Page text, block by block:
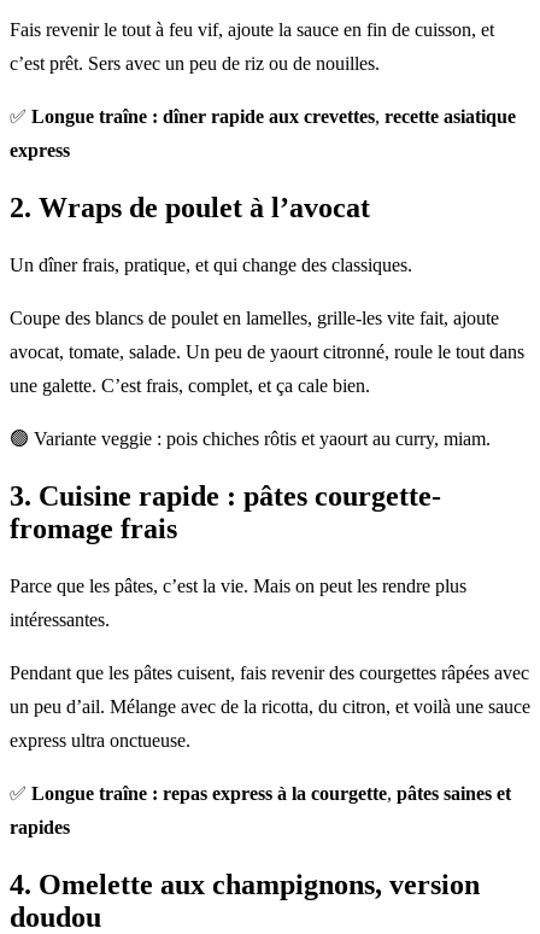
Fais revenir le tout à feu vif, ajoute la sauce en fin de cuisson, et
c’est prêt. Sers avec un peu de riz ou de nouilles.
✅ Longue traîne : dîner rapide aux crevettes, recette asiatique
express
2. Wraps de poulet à l’avocat
Un dîner frais, pratique, et qui change des classiques.
Coupe des blancs de poulet en lamelles, grille-les vite fait, ajoute
avocat, tomate, salade. Un peu de yaourt citronné, roule le tout dans
une galette. C’est frais, complet, et ça cale bien.
🟢 Variante veggie : pois chiches rôtis et yaourt au curry, miam.
3. Cuisine rapide : pâtes courgette-
fromage frais
Parce que les pâtes, c’est la vie. Mais on peut les rendre plus
intéressantes.
Pendant que les pâtes cuisent, fais revenir des courgettes râpées avec
un peu d’ail. Mélange avec de la ricotta, du citron, et voilà une sauce
express ultra onctueuse.
✅ Longue traîne : repas express à la courgette, pâtes saines et
rapides
4. Omelette aux champignons, version
doudou